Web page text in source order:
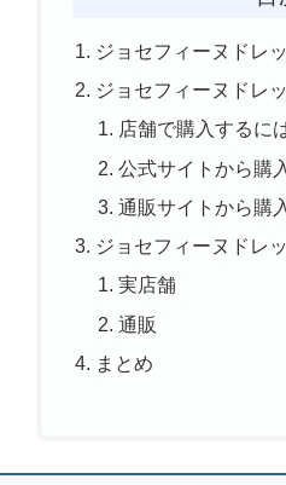
ジョセフィーヌドレ
ジョセフィーヌドレ
店舗で購入するに
公式サイトから購
通販サイトから購
ジョセフィーヌドレ
実店舗
通販
まとめ